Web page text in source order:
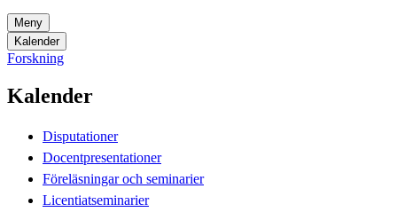
Meny
Kalender
Forskning
Kalender
Disputationer
Docentpresentationer
Föreläsningar och seminarier
Licentiatseminarier